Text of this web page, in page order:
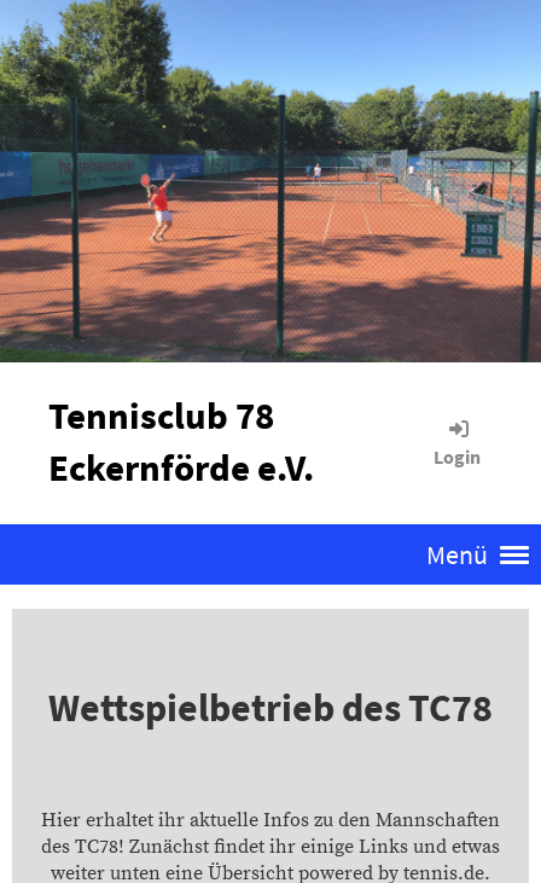
Tennisclub 78
Eckernförde e.V.
Login
Menü
Wettspielbetrieb des TC78
Hier erhaltet ihr aktuelle Infos zu den Mannschaften
des TC78! Zunächst findet ihr einige Links und etwas
weiter unten eine Übersicht powered by tennis.de.